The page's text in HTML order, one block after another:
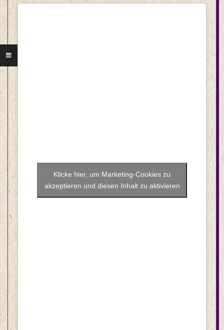
Klicke hier, um Marketing-Cookies zu
akzeptieren und diesen Inhalt zu aktivieren